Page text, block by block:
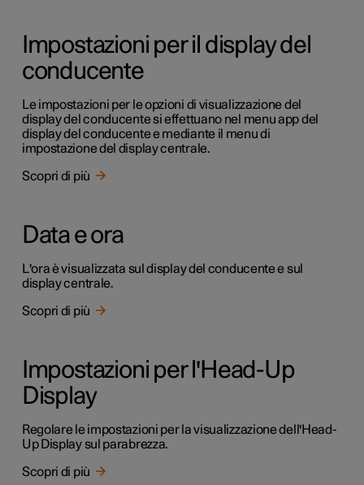
Impostazioni per il display del
conducente
Le impostazioni per le opzioni di visualizzazione del
display del conducente si effettuano nel menu app del
display del conducente e mediante il menu di
impostazione del display centrale.
Scopri di più
Data e ora
L'ora è visualizzata sul display del conducente e sul
display centrale.
Scopri di più
Impostazioni per l'Head-Up
Display
Regolare le impostazioni per la visualizzazione dell'Head-
Up Display sul parabrezza.
Scopri di più